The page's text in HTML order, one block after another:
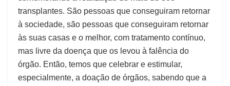
transplantes. São pessoas que conseguiram retornar
à sociedade, são pessoas que conseguiram retornar
às suas casas e o melhor, com tratamento contínuo,
mas livre da doença que os levou à falência do
órgão. Então, temos que celebrar e estimular,
especialmente, a doação de órgãos, sabendo que a